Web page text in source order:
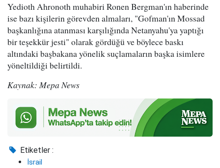
Yedioth Ahronoth muhabiri Ronen Bergman'ın haberinde
ise bazı kişilerin görevden almaları, "Gofman'ın Mossad
başkanlığına atanması karşılığında Netanyahu'ya yaptığı
bir teşekkür jesti" olarak gördüğü ve böylece baskı
altındaki başbakana yönelik suçlamaların başka isimlere
yöneltildiği belirtildi.
Kaynak: Mepa News
Etiketler :
İsrail